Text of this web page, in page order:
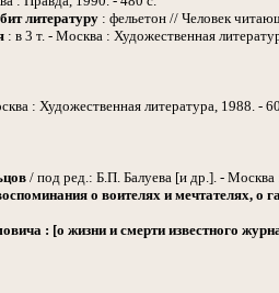
литературу : фельетон // Человек
: в 3 т. - Москва : Художественная
: Художественная литература, 1988. -
/ под ред.: Б.П. Балуева [и др.]. -
о воителях и мечтателях, о
: [о жизни и смерти известного